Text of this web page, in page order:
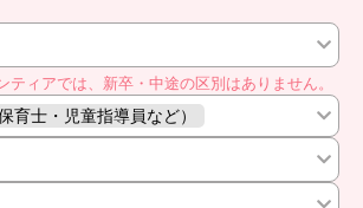
ィアでは、新卒・中途の区別はありません。
育士・児童指導員など）